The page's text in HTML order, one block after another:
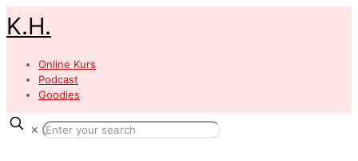
K.H.
Online Kurs
Podcast
Goodies
✕